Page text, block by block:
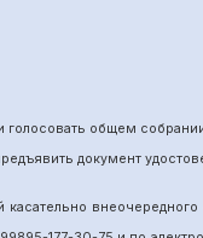
голосовать общем
документ
внеочередного